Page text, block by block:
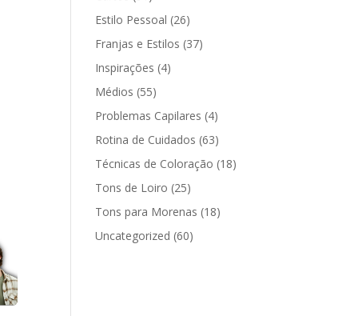
Estilo Pessoal (26)
Franjas e Estilos (37)
Inspirações (4)
Médios (55)
Problemas Capilares (4)
Rotina de Cuidados (63)
Técnicas de Coloração (18)
Tons de Loiro (25)
Tons para Morenas (18)
Uncategorized (60)